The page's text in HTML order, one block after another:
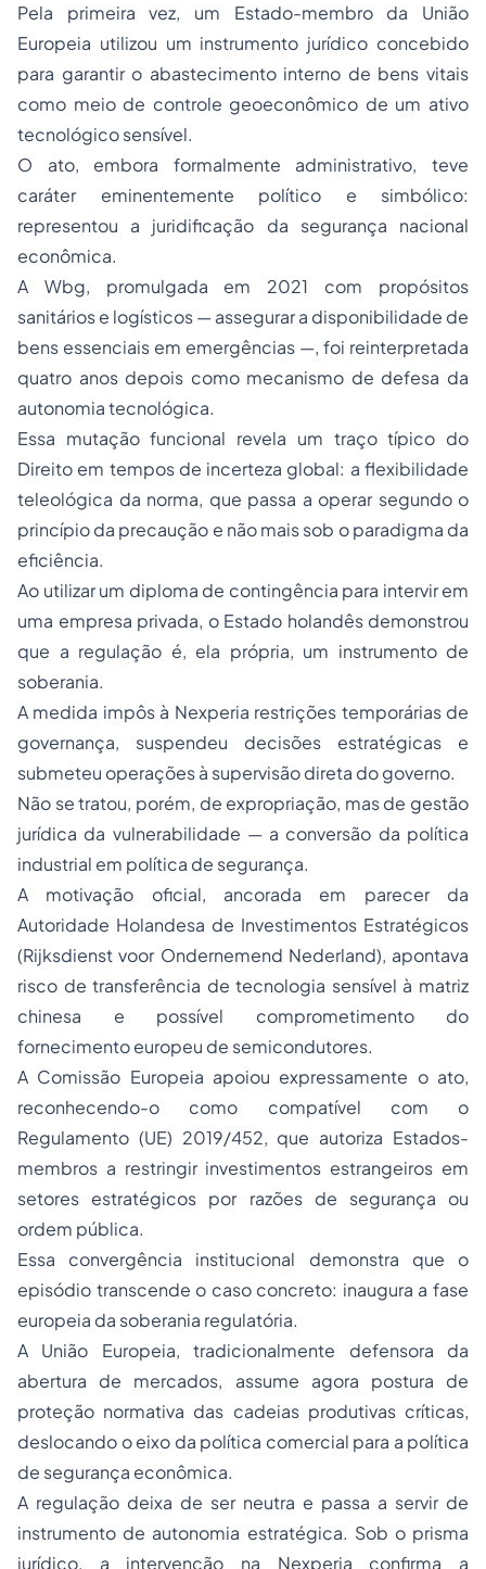
Pela primeira vez, um Estado-membro da União
Europeia utilizou um instrumento jurídico concebido
para garantir o abastecimento interno de bens vitais
como meio de controle geoeconômico de um ativo
tecnológico sensível.
O ato, embora formalmente administrativo, teve
caráter eminentemente político e simbólico:
representou a juridificação da segurança nacional
econômica.
A Wbg, promulgada em 2021 com propósitos
sanitários e logísticos — assegurar a disponibilidade de
bens essenciais em emergências —, foi reinterpretada
quatro anos depois como mecanismo de defesa da
autonomia tecnológica.
Essa mutação funcional revela um traço típico do
Direito em tempos de incerteza global: a flexibilidade
teleológica da norma, que passa a operar segundo o
princípio da precaução e não mais sob o paradigma da
eficiência.
Ao utilizar um diploma de contingência para intervir em
uma empresa privada, o Estado holandês demonstrou
que a regulação é, ela própria, um instrumento de
soberania.
A medida impôs à Nexperia restrições temporárias de
governança, suspendeu decisões estratégicas e
submeteu operações à supervisão direta do governo.
Não se tratou, porém, de expropriação, mas de gestão
jurídica da vulnerabilidade — a conversão da política
industrial em política de segurança.
A motivação oficial, ancorada em parecer da
Autoridade Holandesa de Investimentos Estratégicos
(Rijksdienst voor Ondernemend Nederland), apontava
risco de transferência de tecnologia sensível à matriz
chinesa e possível comprometimento do
fornecimento europeu de semicondutores.
A Comissão Europeia apoiou expressamente o ato,
reconhecendo-o como compatível com o
Regulamento (UE) 2019/452, que autoriza Estados-
membros a restringir investimentos estrangeiros em
setores estratégicos por razões de segurança ou
ordem pública.
Essa convergência institucional demonstra que o
episódio transcende o caso concreto: inaugura a fase
europeia da soberania regulatória.
A União Europeia, tradicionalmente defensora da
abertura de mercados, assume agora postura de
proteção normativa das cadeias produtivas críticas,
deslocando o eixo da política comercial para a política
de segurança econômica.
A regulação deixa de ser neutra e passa a servir de
instrumento de autonomia estratégica. Sob o prisma
jurídico, a intervenção na Nexperia confirma a